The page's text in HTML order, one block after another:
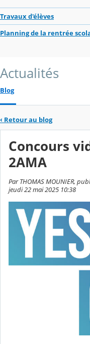
Travaux d'élèves
Planning de la rentrée
Actualités
Blog
‹ Retour au blog
Concours
2AMA
Par THOMAS MOUNIER,
jeudi 22 mai 2025 10:38